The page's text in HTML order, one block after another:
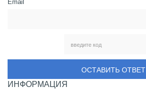
Email
ОСТАВИТЬ ОТВЕТ
ИНФОРМАЦИЯ